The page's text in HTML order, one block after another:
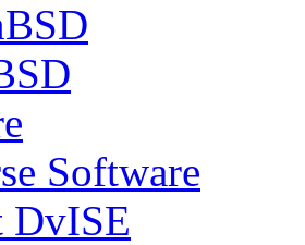
Software
DvISE